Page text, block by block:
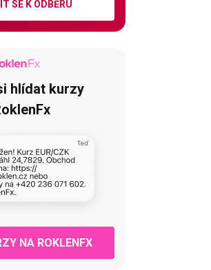
SE K ODBĚRU
hlídat kurzy
NA ROKLENFX